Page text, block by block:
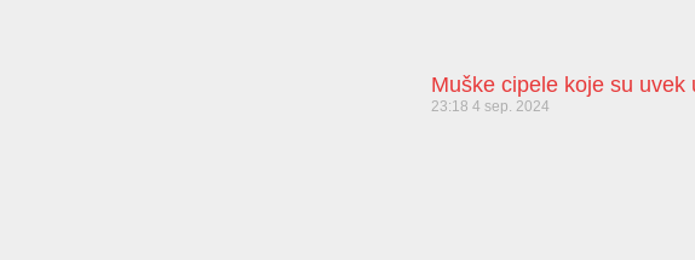
Muške cipele koje su
23:18 4 sep. 2024